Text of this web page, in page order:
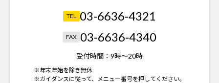
TEL 03-6636-4321
FAX 03-6636-4340
受付時間： 9時～20時
※年末年始を除き無休
※ガイダンスに従って、メニュー番号を押してください。